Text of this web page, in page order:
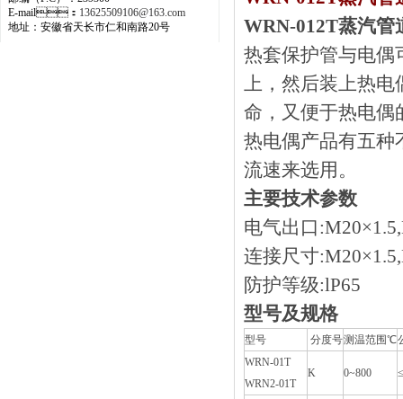
E-mail： 13625509106@163.com
地址：安徽省天长市仁和南路20号
WRN-012T蒸汽管
热套保护管与电偶
上，然后装上
命，又便于热电
热电偶产品有五种
流速来选用。
主要技术参数
电气出口
连接尺寸
防护等级:lP65
型号及规格
型号 分度号测温范围℃
WRN-01T
WRN2-01T
K 0~800